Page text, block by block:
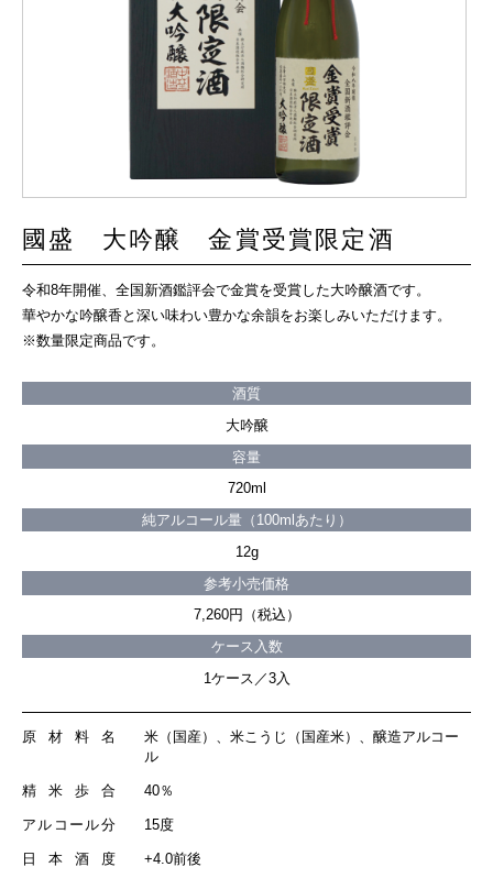
國盛 大吟醸 金賞受賞限定酒
令和8年開催、全国新酒鑑評会で金賞を受賞した大吟醸酒です。
華やかな吟醸香と深い味わい豊かな余韻をお楽しみいただけます。
※数量限定商品です。
酒質
大吟醸
容量
720ml
純アルコール量（100mlあたり）
12g
参考小売価格
7,260円（税込）
ケース入数
1ケース／3入
原材料名
米（国産）、米こうじ（国産米）、醸造アルコー
ル
精米歩合 40％
アルコール分 15度
日本酒度 +4.0前後